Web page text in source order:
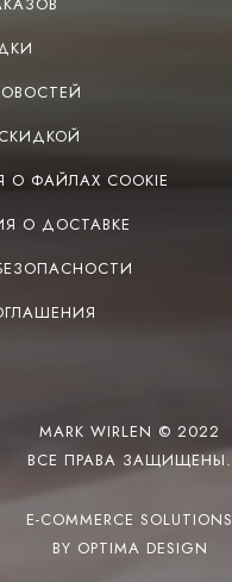
О ФАЙЛАХ COOKIE
О ДОСТАВКЕ
MARK WIRLEN © 2022
ВСЕ ПРАВА ЗАЩИЩЕНЫ.
E-COMMERCE SOLUTIONS
BY OPTIMA DESIGN